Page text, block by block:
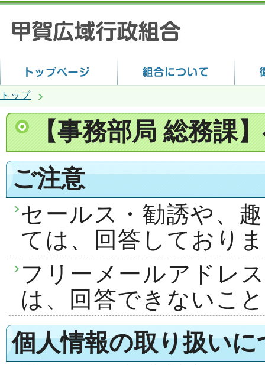
トップ
【事務部局 総務課
ご注意
セールス・勧誘や、
ては、回答しており
フリーメールアドレ
は、回答できないこ
個人情報の取り扱いに